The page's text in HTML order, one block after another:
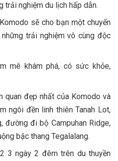
trải nghiệm du lịch hấp dẫn.
sẽ cho bạn một chuyến
trải nghiệm vô cùng độc
mê khám phá, có sức khỏe,
đẹp nhất của Komodo và
ngôi đền linh thiên Tanah Lot,
đường đi bộ Campuhan Ridge,
bậc thang Tegalalang.
3 ngày 2 đêm trên du thuyền